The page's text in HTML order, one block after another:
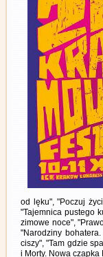
od lęku", "Poczuj
"Tajemnica pustego
zimowe noce",
"Narodziny
ciszy", "Tam gdzie
i Morty. Nowa czapka